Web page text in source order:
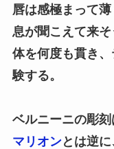
唇は感極まって
息が聞こえて来
体を何度も貫き
験する。
ベルニーニの彫
マリオンとは逆